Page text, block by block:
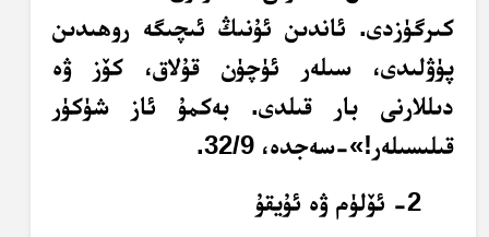
كىرگۈزدى. ئاندىن ئۇنىڭ ئىچىگە روھىدىن
پۈۋلىدى، سىلەر ئۈچۈن قۇلاق، كۆز ۋە
دىللارنى بار قىلدى. بەكمۇ ئاز شۈكۈر
قىلىسىلەر!»-سەجدە، 32/9.
2- ئۆلۈم ۋە ئۇيقۇ